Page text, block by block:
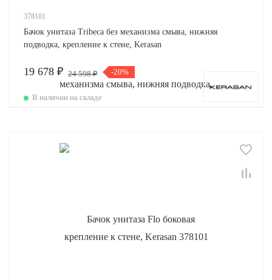
378101
Бачок унитаза Tribeca без механизма смыва, нижняя
подводка, крепление к стене, Kerasan
19 678 ₽ 24 598 ₽ -20%
В наличии на складе